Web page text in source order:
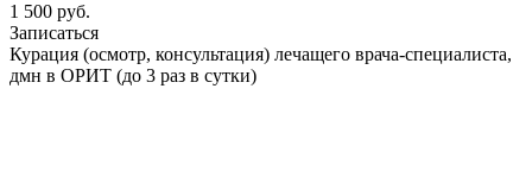
1 500 руб.
Записаться
Курация (осмотр, консультация) лечащего врача-специалиста,
дмн в ОРИТ (до 3 раз в сутки)